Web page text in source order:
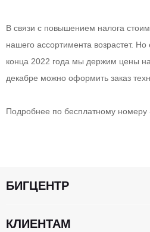
В связи с повышением налога
нашего ассортимента возрастет.
конца 2022 года мы держим цены
декабре можно оформить заказ
Подробнее по бесплатному номеру
БИГЦЕНТР
КЛИЕНТАМ